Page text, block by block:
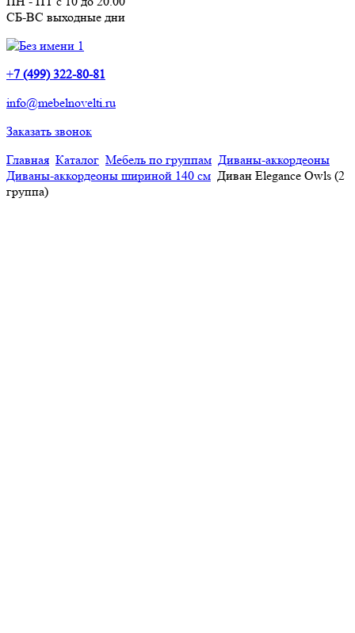
СБ-ВС выходные дни
+7 (499) 322-80-81
info@mebelnovelti.ru
Заказать звонок
Главная
Каталог Мебель по группам
Диваны-аккордеоны
Диваны-аккордеоны шириной 140 см
Диван Elegance Owls (2
группа)